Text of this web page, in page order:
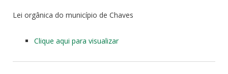
Lei orgânica do município de Chaves
Clique aqui para visualizar